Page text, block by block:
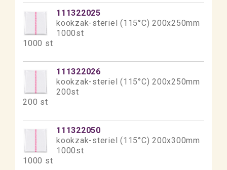
111322025
kookzak-steriel (115°C) 200x250mm
1000st
1000 st
111322026
kookzak-steriel (115°C) 200x250mm
200st
200 st
111322050
kookzak-steriel (115°C) 200x300mm
1000st
1000 st